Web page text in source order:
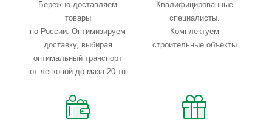
Бережно доставляем
товары
по России. Оптимизируем
доставку, выбирая
оптимальный транспорт
от легковой до маза 20 тн
Квалифицированные
специалисты.
Комплектуем
строительные объекты